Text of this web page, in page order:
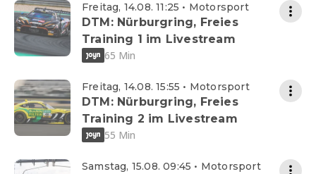
Freitag, 14.08. 11:25 • Motorsport
DTM: Nürburgring, Freies
Training 1 im Livestream
65 Min
Freitag, 14.08. 15:55 • Motorsport
DTM: Nürburgring, Freies
Training 2 im Livestream
55 Min
Samstag, 15.08. 09:45 • Motorsport